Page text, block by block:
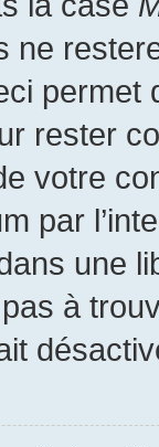
ne
permet
rester
votre
par
une
à